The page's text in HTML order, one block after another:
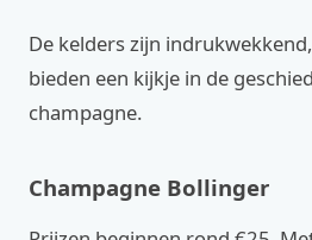
De kelders zijn
bieden een kijkje in de
champagne.
Champagne Bollinger